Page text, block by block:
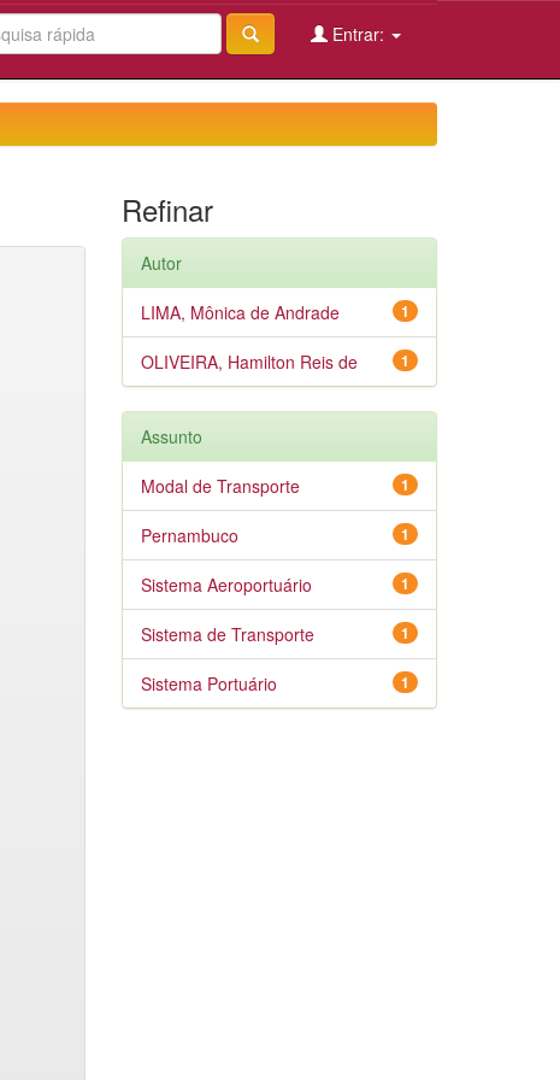
Entrar:
Refinar
Autor
1
LIMA, Mônica de Andrade
1
OLIVEIRA, Hamilton Reis de
Assunto
1
Modal de Transporte
1
Pernambuco
1
Sistema Aeroportuário
1
Sistema de Transporte
1
Sistema Portuário